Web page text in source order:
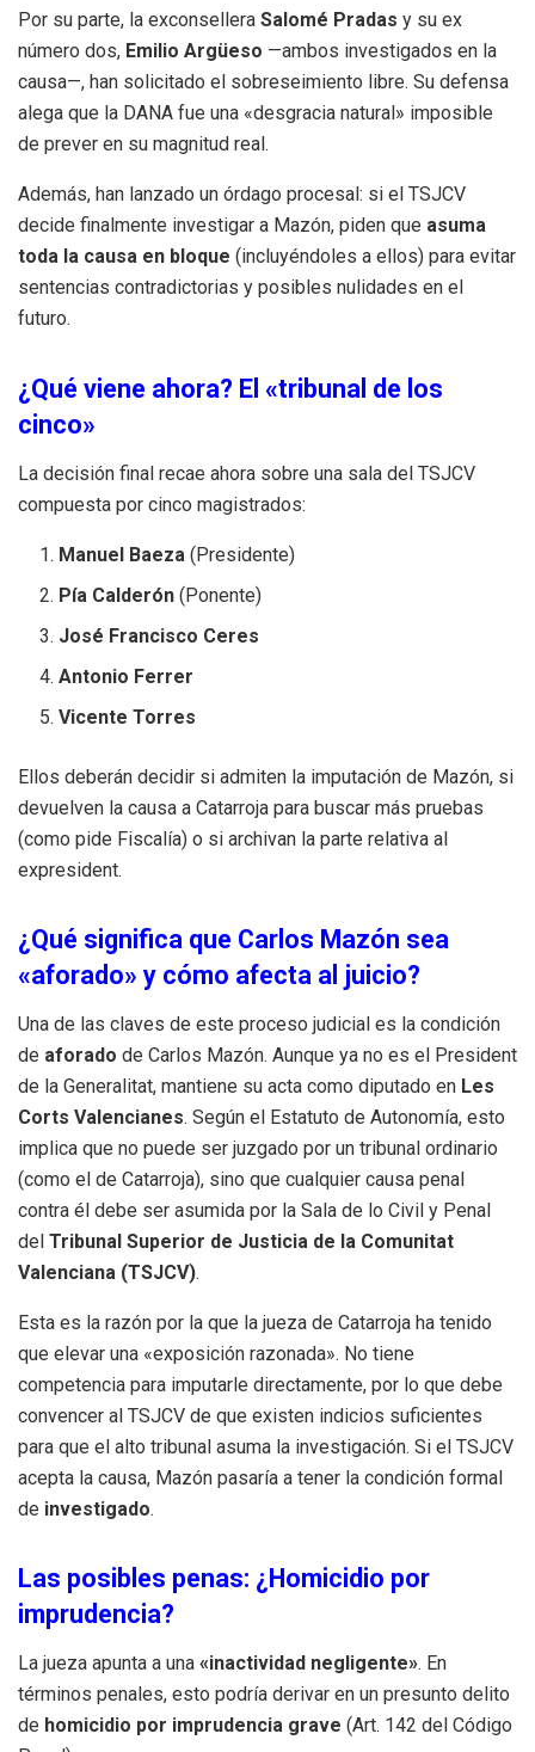
Por su parte, la exconsellera Salomé Pradas y su ex
número dos, Emilio Argüeso —ambos investigados en la
causa—, han solicitado el sobreseimiento libre. Su defensa
alega que la DANA fue una «desgracia natural» imposible
de prever en su magnitud real.
Además, han lanzado un órdago procesal: si el TSJCV
decide finalmente investigar a Mazón, piden que asuma
toda la causa en bloque (incluyéndoles a ellos) para evitar
sentencias contradictorias y posibles nulidades en el
futuro.
¿Qué viene ahora? El «tribunal de los
cinco»
La decisión final recae ahora sobre una sala del TSJCV
compuesta por cinco magistrados:
Manuel Baeza (Presidente)
Pía Calderón (Ponente)
José Francisco Ceres
Antonio Ferrer
Vicente Torres
Ellos deberán decidir si admiten la imputación de Mazón, si
devuelven la causa a Catarroja para buscar más pruebas
(como pide Fiscalía) o si archivan la parte relativa al
expresident.
¿Qué significa que Carlos Mazón sea
«aforado» y cómo afecta al juicio?
Una de las claves de este proceso judicial es la condición
de aforado de Carlos Mazón. Aunque ya no es el President
de la Generalitat, mantiene su acta como diputado en Les
Corts Valencianes. Según el Estatuto de Autonomía, esto
implica que no puede ser juzgado por un tribunal ordinario
(como el de Catarroja), sino que cualquier causa penal
contra él debe ser asumida por la Sala de lo Civil y Penal
del Tribunal Superior de Justicia de la Comunitat
Valenciana (TSJCV).
Esta es la razón por la que la jueza de Catarroja ha tenido
que elevar una «exposición razonada». No tiene
competencia para imputarle directamente, por lo que debe
convencer al TSJCV de que existen indicios suficientes
para que el alto tribunal asuma la investigación. Si el TSJCV
acepta la causa, Mazón pasaría a tener la condición formal
de investigado.
Las posibles penas: ¿Homicidio por
imprudencia?
La jueza apunta a una «inactividad negligente». En
términos penales, esto podría derivar en un presunto delito
de homicidio por imprudencia grave (Art. 142 del Código